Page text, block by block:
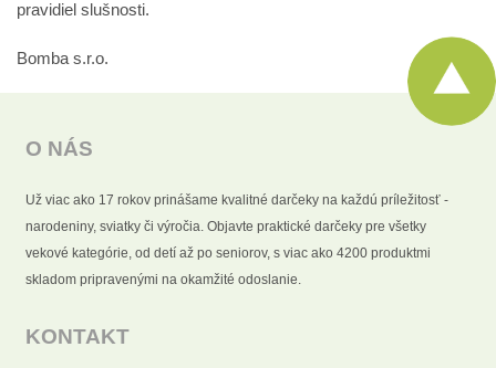
pravidiel slušnosti.
Bomba s.r.o.
O NÁS
Už viac ako 17 rokov prinášame kvalitné darčeky na každú príležitosť -
narodeniny, sviatky či výročia. Objavte praktické darčeky pre všetky
vekové kategórie, od detí až po seniorov, s viac ako 4200 produktmi
skladom pripravenými na okamžité odoslanie.
KONTAKT